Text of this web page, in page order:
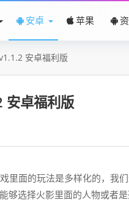
安卓 苹果
安卓福利版
安卓福利版
里面的玩法是多样化的，我
够选择火影里面的人物或者